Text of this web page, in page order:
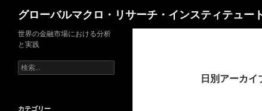
グローバルマクロ・リサーチ・インスティテュー
日別アーカイ
世界の金融市場における分析
と実践
検
索:
カテゴリー